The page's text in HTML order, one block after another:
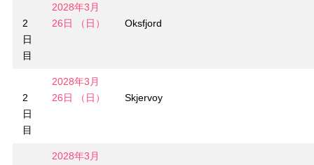
2
日
目
2028年3月
26日 （日）
Oksfjord
2
日
目
2028年3月
26日 （日）
Skjervoy
2028年3月